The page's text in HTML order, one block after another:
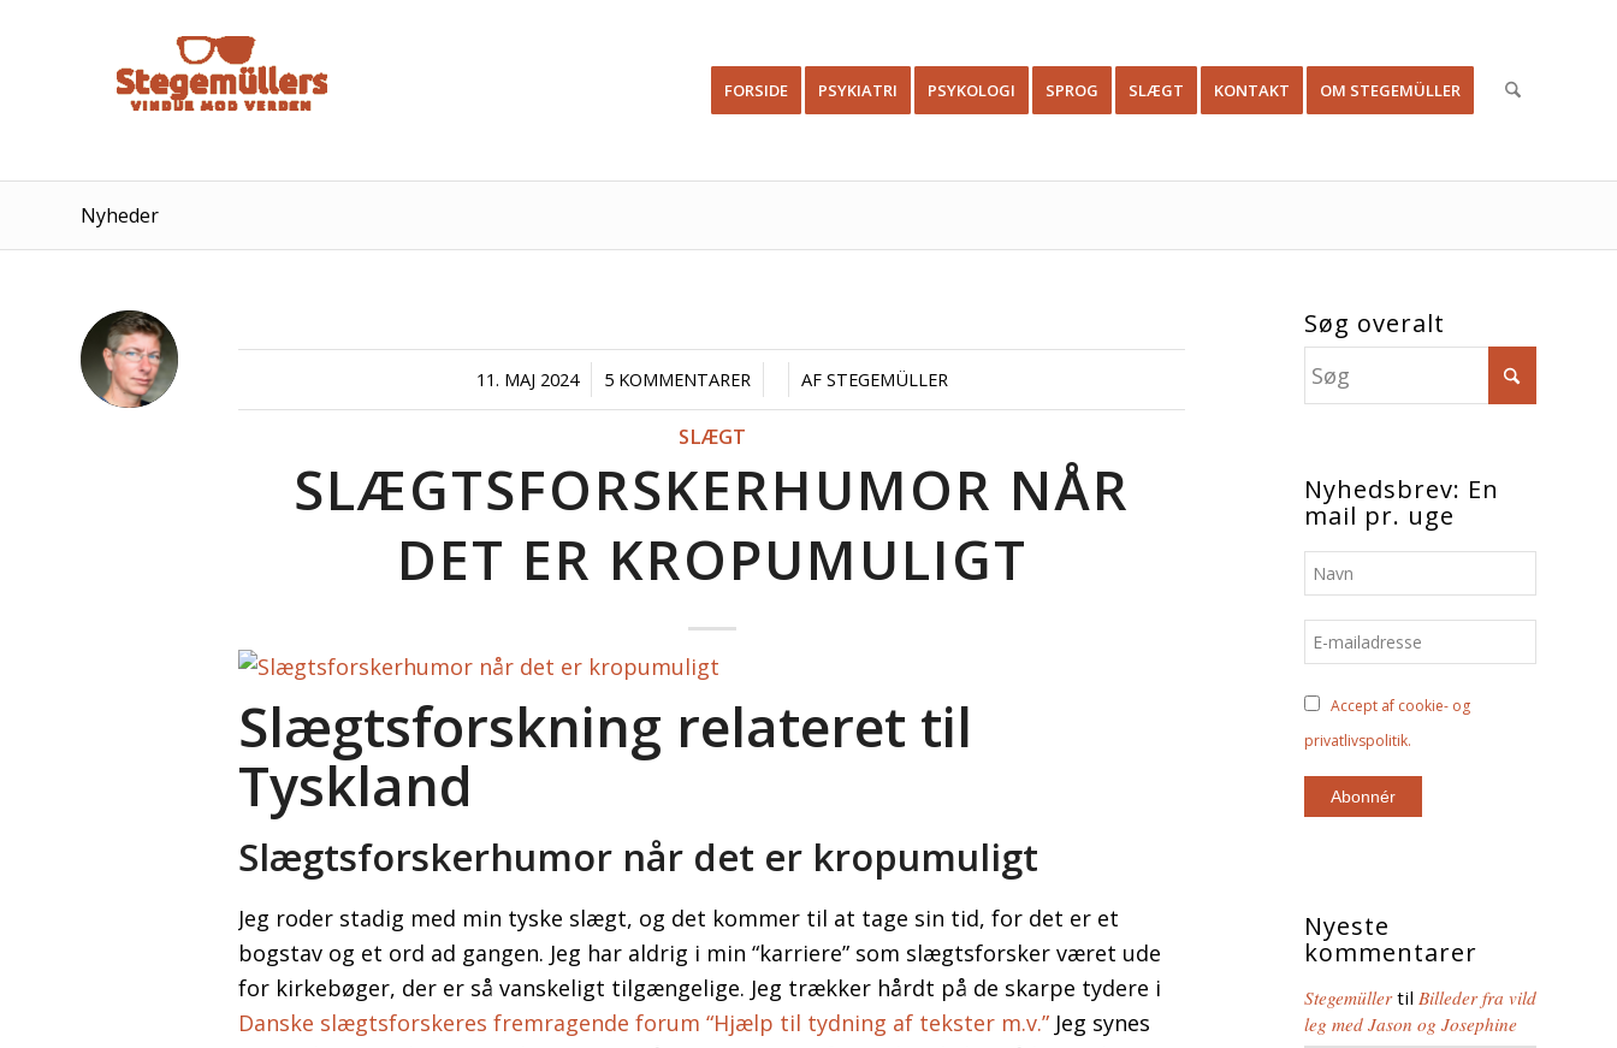
FORSIDE PSYKIATRI PSYKOLOGI SPROG SLÆGT KONTAKT OM STEGEMÜLLER
Nyheder
11. MAJ 2024
/ 5 KOMMENTARER
/ / AF STEGEMÜLLER
SLÆGT
SLÆGTSFORSKERHUMOR NÅR
DET ER KROPUMULIGT
Slægtsforskning relateret til
Tyskland
Slægtsforskerhumor når det er kropumuligt
Jeg roder stadig med min tyske slægt, og det kommer til at tage sin tid, for det er et
bogstav og et ord ad gangen. Jeg har aldrig i min “karriere” som slægtsforsker været ude
for kirkebøger, der er så vanskeligt tilgængelige. Jeg trækker hårdt på de skarpe tydere i
Danske slægtsforskeres fremragende forum “Hjælp til tydning af tekster m.v.” Jeg synes
Søg overalt
Nyhedsbrev: En
mail pr. uge
Accept af cookie- og
privatlivspolitik.
Nyeste
kommentarer
Stegemüllertil Billeder fra vild
leg med Jason og Josephine